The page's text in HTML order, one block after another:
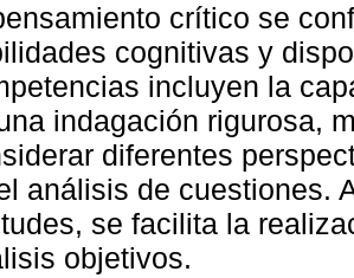
crítico se
cognitivas y
incluyen la
indagación rigurosa,
diferentes
análisis de cuestiones.
se facilita la
objetivos.